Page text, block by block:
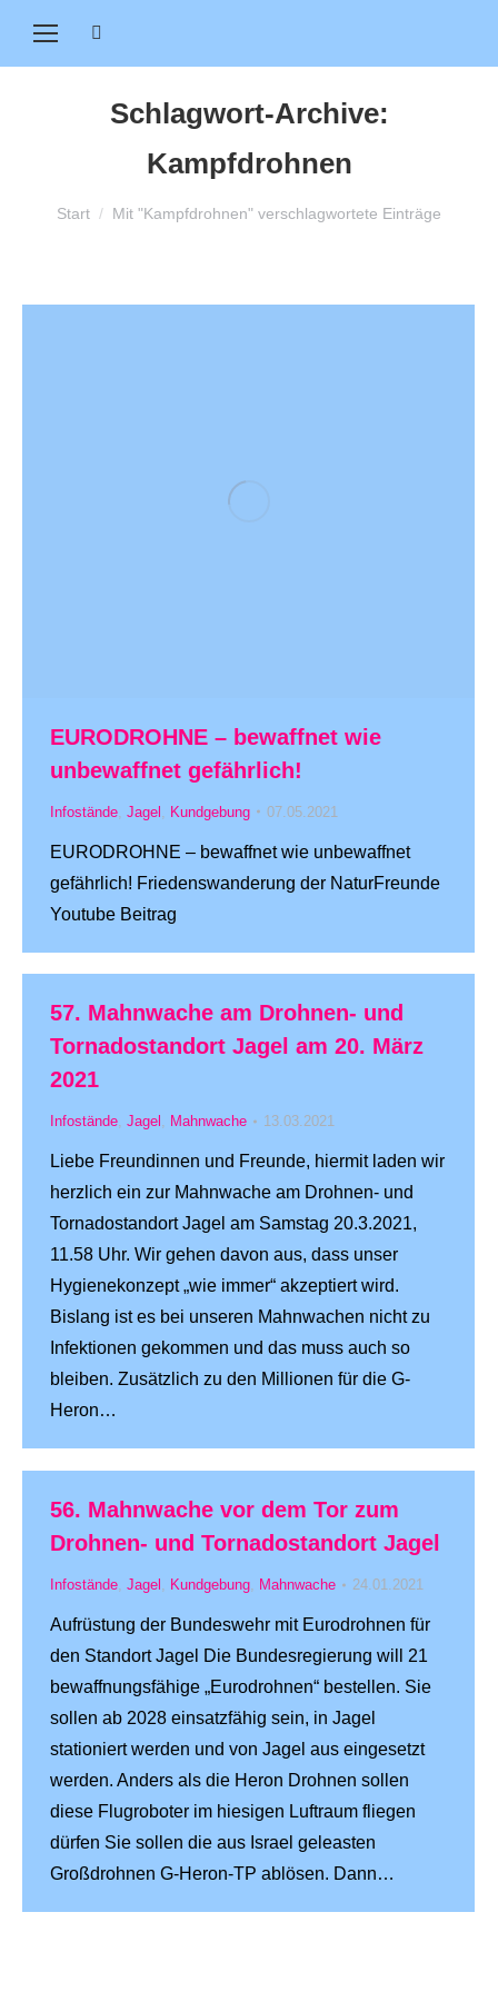
Search:
Schlagwort-Archive:
Kampfdrohnen
Sie befinden sich hier:
Start Mit "Kampfdrohnen" verschlagwortete Einträge
EURODROHNE – bewaffnet wie
unbewaffnet gefährlich!
Infostände Jagel Kundgebung 07.05.2021
EURODROHNE – bewaffnet wie unbewaffnet
gefährlich! Friedenswanderung der NaturFreunde
Youtube Beitrag
57. Mahnwache am Drohnen- und
Tornadostandort Jagel am 20. März
2021
Infostände, Jagel , Mahnwache 13.03.2021
Liebe Freundinnen und Freunde, hiermit laden wir
herzlich ein zur Mahnwache am Drohnen- und
Tornadostandort Jagel am Samstag 20.3.2021,
11.58 Uhr. Wir gehen davon aus, dass unser
Hygienekonzept „wie immer“ akzeptiert wird.
Bislang ist es bei unseren Mahnwachen nicht zu
Infektionen gekommen und das muss auch so
bleiben. Zusätzlich zu den Millionen für die G-
Heron…
56. Mahnwache vor dem Tor zum
Drohnen- und Tornadostandort Jagel
Infostände, Jagel , Kundgebung, Mahnwache 24.01.2021
Aufrüstung der Bundeswehr mit Eurodrohnen für
den Standort Jagel Die Bundesregierung will 21
bewaffnungsfähige „Eurodrohnen“ bestellen. Sie
sollen ab 2028 einsatzfähig sein, in Jagel
stationiert werden und von Jagel aus eingesetzt
werden. Anders als die Heron Drohnen sollen
diese Flugroboter im hiesigen Luftraum fliegen
dürfen Sie sollen die aus Israel geleasten
Großdrohnen G-Heron-TP ablösen. Dann…